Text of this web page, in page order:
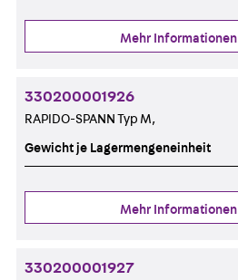
Mehr Informationen
330200001926
RAPIDO-SPANN Typ M,
Gewicht je Lagermengeneinheit
Mehr Informationen
330200001927